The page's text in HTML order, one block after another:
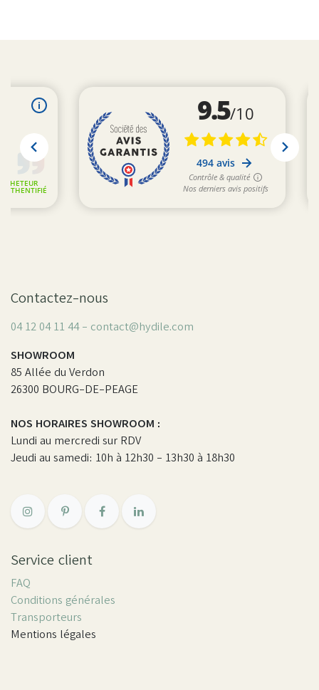
Contactez-nous
04 12 04 11 44 - contact@hydile.com
SHOWROOM
85 Allée du Verdon
26300 BOURG-DE-PEAGE
NOS HORAIRES SHOWROOM :
Lundi au mercredi sur RDV
Jeudi au samedi: 10h à 12h30 - 13h30 à 18h30
Service client
FAQ
Conditions générales
Transporteurs
Mentions légales